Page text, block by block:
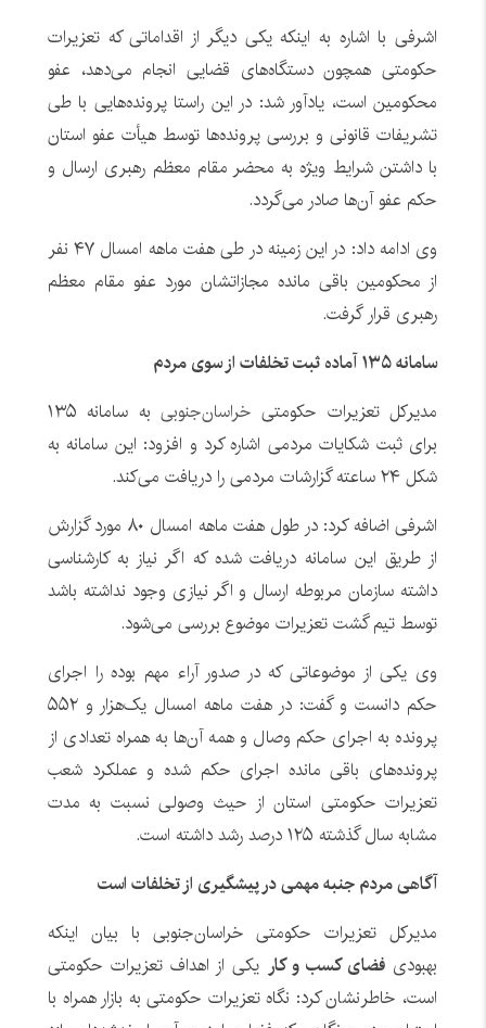
اشرفی با اشاره به اینکه یکی دیگر از اقداماتی که تعزیرات
حکومتی همچون دستگاه‌های قضایی انجام می‌دهد، عفو
محکومین است، یادآور شد: در این راستا پرونده‌هایی با طی
تشریفات قانونی و بررسی پرونده‌ها توسط هیأت عفو استان
با داشتن شرایط ویژه به محضر مقام معظم رهبری ارسال و
حکم عفو آن‌ها صادر می‌گردد.
وی ادامه داد: در این زمینه در طی هفت ماهه امسال ۴۷ نفر
از محکومین باقی مانده مجازاتشان مورد عفو مقام معظم
رهبری قرار گرفت.
سامانه ۱۳۵ آماده ثبت تخلفات از سوی مردم
مدیرکل تعزیرات حکومتیخراسان‌جنوبی
به سامانه ۱۳۵
برای ثبت شکایات مردمی اشاره کرد و افزود: این سامانه به
شکل ۲۴ ساعته گزارشات مردمی را دریافت می‌کند.
اشرفی اضافه کرد: در طول هفت ماهه امسال ۸۰ مورد گزارش
از طریق این سامانه دریافت شده که اگر نیاز به کارشناسی
داشته سازمان مربوطه ارسال و اگر نیازی وجود نداشته باشد
توسط تیم گشت تعزیرات موضوع بررسی می‌شود.
وی یکی از موضوعاتی که در صدور آراء مهم بوده را اجرای
حکم دانست و گفت: در هفت ماهه امسال یک‌هزار و ۵۵۲
پرونده به اجرای حکم وصال و همه آن‌ها به همراه تعدادی از
پرونده‌های باقی مانده اجرای حکم شده و عملکرد شعب
تعزیرات حکومتی استان از حیث وصولی نسبت به مدت
مشابه سال گذشته ۱۲۵ درصد رشد داشته است.
آگاهی مردم جنبه مهمی در پیشگیری از تخلفات است
مدیرکل تعزیرات حکومتی خراسان‌جنوبی با بیان اینکه
بهبودیفضای کسب و کار یکی از اهداف تعزیرات حکومتی
است، خاطرنشان کرد: نگاه تعزیرات حکومتی به بازار همراه با